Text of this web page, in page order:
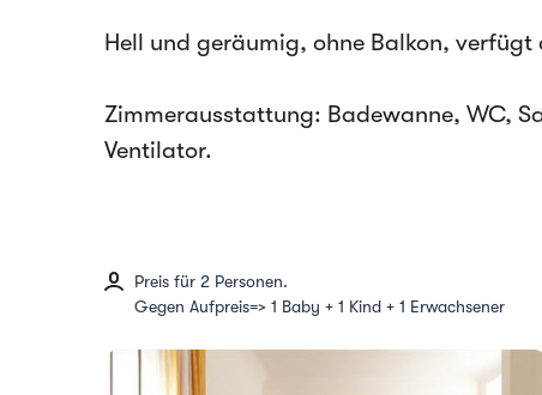
Hell und geräumig, ohne Balkon,
Zimmerausstattung: Badewanne, WC,
Ventilator.
Preis für 2 Personen.
Gegen Aufpreis=> 1 Baby + 1 Kind + 1 Erwachsener